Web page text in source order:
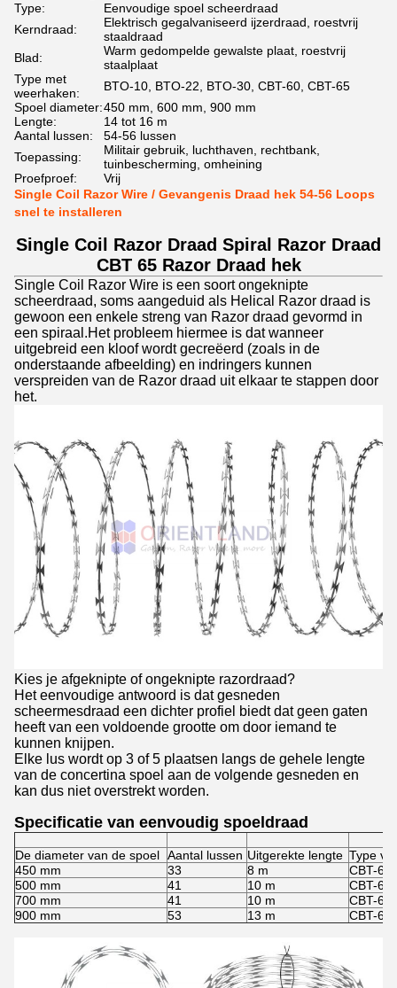
Type:
Eenvoudige spoel scheerdraad
Kerndraad:
Elektrisch gegalvaniseerd ijzerdraad, roestvrij
staaldraad
Blad:
Warm gedompelde gewalste plaat, roestvrij
staalplaat
Type met
weerhaken:
BTO-10, BTO-22, BTO-30, CBT-60, CBT-65
Spoel diameter:450 mm, 600 mm, 900 mm
Lengte:
14 tot 16 m
Aantal lussen:
54-56 lussen
Toepassing:
Militair gebruik, luchthaven, rechtbank,
tuinbescherming, omheining
Proefproef:
Vrij
Single Coil Razor Wire / Gevangenis Draad hek 54-56 Loops
snel te installeren
Single Coil Razor Draad Spiral Razor Draad
CBT 65 Razor Draad hek
Single Coil Razor Wire is een soort ongeknipte
scheerdraad, soms aangeduid als Helical Razor draad is
gewoon een enkele streng van Razor draad gevormd in
een spiraal.Het probleem hiermee is dat wanneer
uitgebreid een kloof wordt gecreëerd (zoals in de
onderstaande afbeelding) en indringers kunnen
verspreiden van de Razor draad uit elkaar te stappen door
het.
Kies je afgeknipte of ongeknipte razordraad?
Het eenvoudige antwoord is dat gesneden
scheermesdraad een dichter profiel biedt dat geen gaten
heeft van een voldoende grootte om door iemand te
kunnen knijpen.
Elke lus wordt op 3 of 5 plaatsen langs de gehele lengte
van de concertina spoel aan de volgende gesneden en
kan dus niet overstrekt worden.
Specificatie van eenvoudig spoeldraad
De diameter van de spoel Aantal lussen Uitgerekte lengte Type
450 mm
33 8 m
CBT-
500 mm
41 10 m
CBT-
700 mm
41 10 m
CBT-
900 mm
53 13 m CBT-